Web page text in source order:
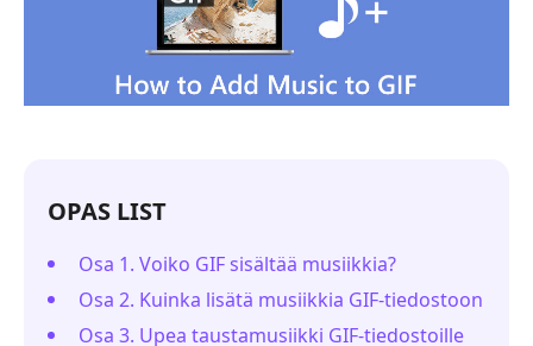
OPAS LIST
Osa 1. Voiko GIF sisältää musiikkia?
Osa 2. Kuinka lisätä musiikkia GIF-tiedostoon
Osa 3. Upea taustamusiikki GIF-tiedostoille